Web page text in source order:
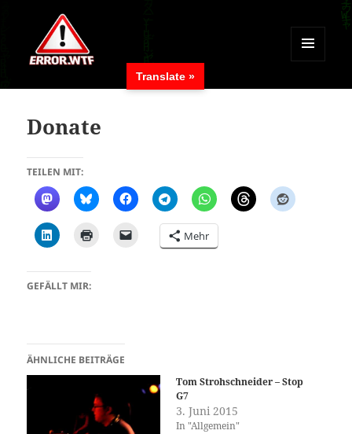
MENÜ
WIDGETS
Donate
TEILEN MIT:
Mehr
GEFÄLLT MIR:
ÄHNLICHE BEITRÄGE
Tom Strohschneider – Stop
G7
3. Juni 2015
In "Allgemein"
Translate »